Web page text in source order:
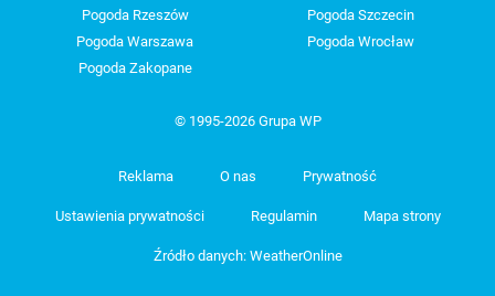
Pogoda Rzeszów
Pogoda Szczecin
Pogoda Warszawa
Pogoda Wrocław
Pogoda Zakopane
© 1995-2026 Grupa WP
Reklama O nas Prywatność
Ustawienia prywatności Regulamin Mapa strony
Źródło danych: WeatherOnline